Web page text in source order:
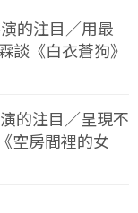
的注目／用最
談《白衣蒼狗》
的注目／呈現不
空房間裡的女